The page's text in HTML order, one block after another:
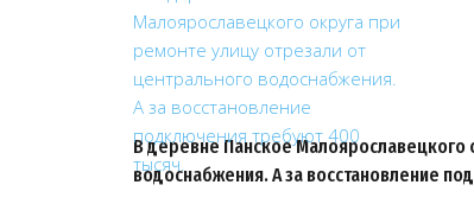
В деревне Панское Малоярославецкого
водоснабжения. А за восстановление